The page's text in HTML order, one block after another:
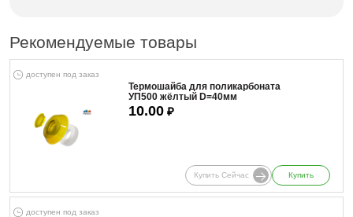
Рекомендуемые товары
доступен под заказ
Термошайба для поликарбоната
УП500 жёлтый D=40мм
10.00 ₽
Купить Сейчас Купить
доступен под заказ